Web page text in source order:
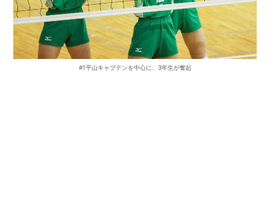
#1平山キャプテンを中心に、3年生が奮起